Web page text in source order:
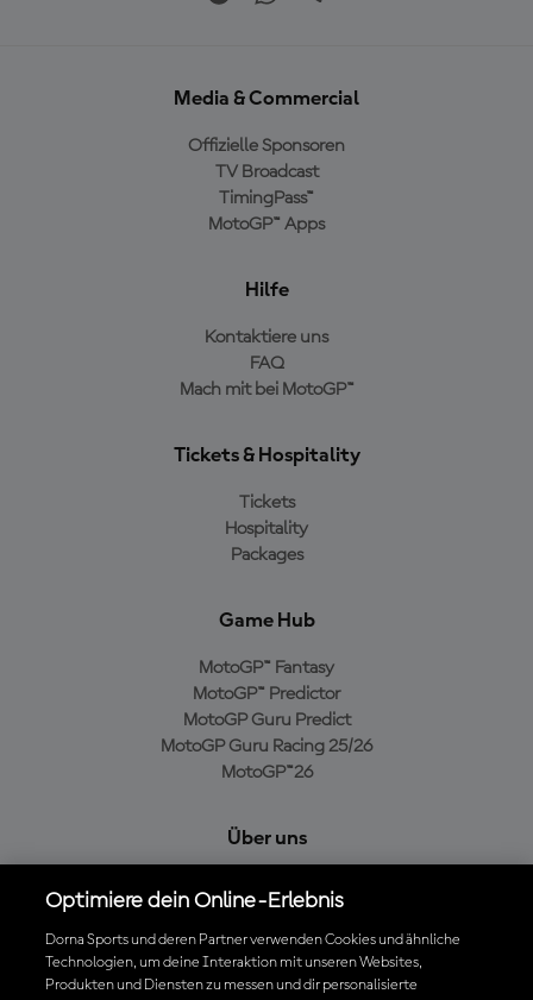
Media & Commercial
Offizielle Sponsoren
TV Broadcast
TimingPass™
MotoGP™ Apps
Hilfe
Kontaktiere uns
FAQ
Mach mit bei MotoGP™
Tickets & Hospitality
Tickets
Hospitality
Packages
Game Hub
MotoGP™ Fantasy
MotoGP™ Predictor
MotoGP Guru Predict
MotoGP Guru Racing 25/26
MotoGP™26
Über uns
Cookie-Richtlinien
Geschäftsbedingungen
Datenschutzrichtlinien
Kaufrichtlinie
Optimiere dein Online-Erlebnis
Dorna Sports und deren Partner verwenden Cookies und ähnliche
Technologien, um deine Interaktion mit unseren Websites,
Produkten und Diensten zu messen und dir personalisierte